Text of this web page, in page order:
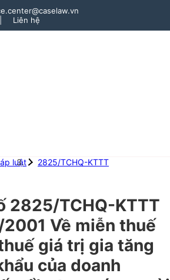
Liên hệ
luật 2825/TCHQ-KTTT
2825/TCHQ-KTTT
Về miễn thuế
giá trị gia tăng
của doanh